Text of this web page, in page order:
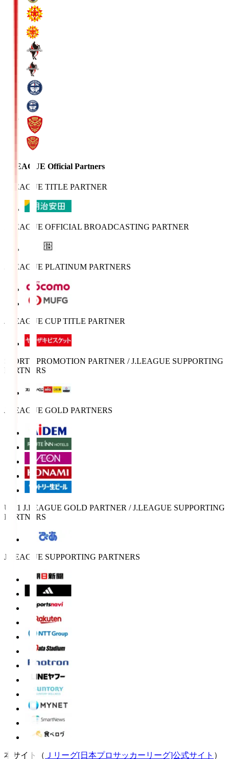
J.LEAGUE Official Partners
J.LEAGUE TITLE PARTNER
J.LEAGUE OFFICIAL BROADCASTING PARTNER
J.LEAGUE PLATINUM PARTNERS
J.LEAGUE CUP TITLE PARTNER
SPORTS PROMOTION PARTNER / J.LEAGUE SUPPORTING
PARTNERS
J.LEAGUE GOLD PARTNERS
U-21 J.LEAGUE GOLD PARTNER / J.LEAGUE SUPPORTING
PARTNERS
J.LEAGUE SUPPORTING PARTNERS
本サイト（ Ｊリーグ[日本プロサッカーリーグ]公式サイト ）